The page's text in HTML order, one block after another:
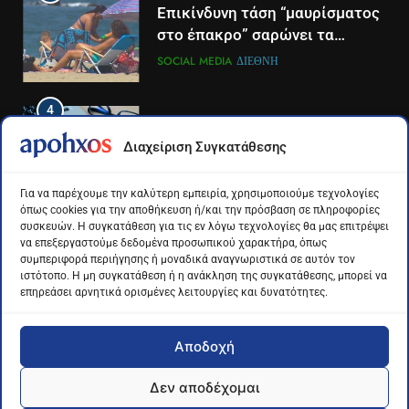
Διαχείριση Συγκατάθεσης
Για να παρέχουμε την καλύτερη εμπειρία, χρησιμοποιούμε τεχνολογίες
όπως cookies για την αποθήκευση ή/και την πρόσβαση σε πληροφορίες
συσκευών. Η συγκατάθεση για τις εν λόγω τεχνολογίες θα μας επιτρέψει
να επεξεργαστούμε δεδομένα προσωπικού χαρακτήρα, όπως
συμπεριφορά περιήγησης ή μοναδικά αναγνωριστικά σε αυτόν τον
ιστότοπο. Η μη συγκατάθεση ή η ανάκληση της συγκατάθεσης, μπορεί να
επηρεάσει αρνητικά ορισμένες λειτουργίες και δυνατότητες.
Αποδοχή
Δεν αποδέχομαι
Η Ελένη Παρασκευοπούλου η
νέα δημοσιογραφική προσθήκη
του ΣΚΑΪ στην Πάτρα
LIFESTYLE-MEDIA ΠΆΤΡΑ-ΔΥΤΙΚΉ ΕΛΛΆΔΑ
4
στον ΣΚΑΙ
5
Ο Παναγιώτης Στάθης στο
«τιμόνι» του κεντρικού δελτίου
ειδήσεων της ΕΡΤ
LIFESTYLE-MEDIA
Στον ΑΝΤ1 η Σία Κοσιώνη- Η
ανακοίνωση του σταθμού
Επικίνδυνη τάση “μαυρίσματος
στο έπακρο” σαρώνει τα
σόσιαλ
SOCIAL MEDIA ΔΙΕΘΝΉ
4
κοινωνικής δικτύωσης και οι
χρησιμοποιούνται
περισσότερο για ενημέρωση,
σε παγκόσμιο επίπεδο
5
Διάστημα: Εντοπίστηκαν για
πρώτη φορά ενδείξεις για τον
άνεμο που εκπέμπει η μαύρη
μας
ΔΙΕΘΝΉ ΕΠΙΣΤΉΜΗ
«στερεύουν» από χιόνι